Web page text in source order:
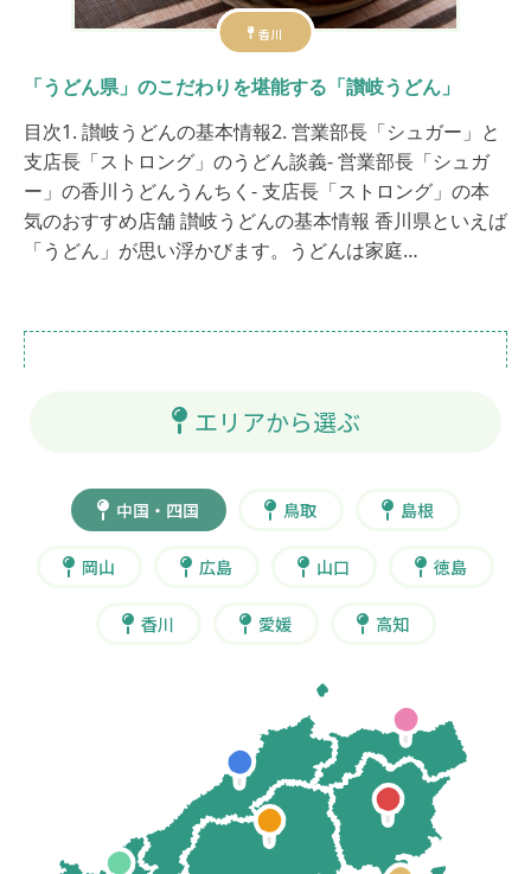
香川
「うどん県」のこだわりを堪能する「讃岐うどん」
目次1. 讃岐うどんの基本情報2. 営業部長「シュガー」と
支店長「ストロング」のうどん談義- 営業部長「シュガ
ー」の香川うどんうんちく- 支店長「ストロング」の本
気のおすすめ店舗 讃岐うどんの基本情報 香川県といえば
「うどん」が思い浮かびます。うどんは家庭…
エリアから選ぶ
中国・四国 鳥取 島根
岡山 広島 山口 徳島
香川 愛媛 高知